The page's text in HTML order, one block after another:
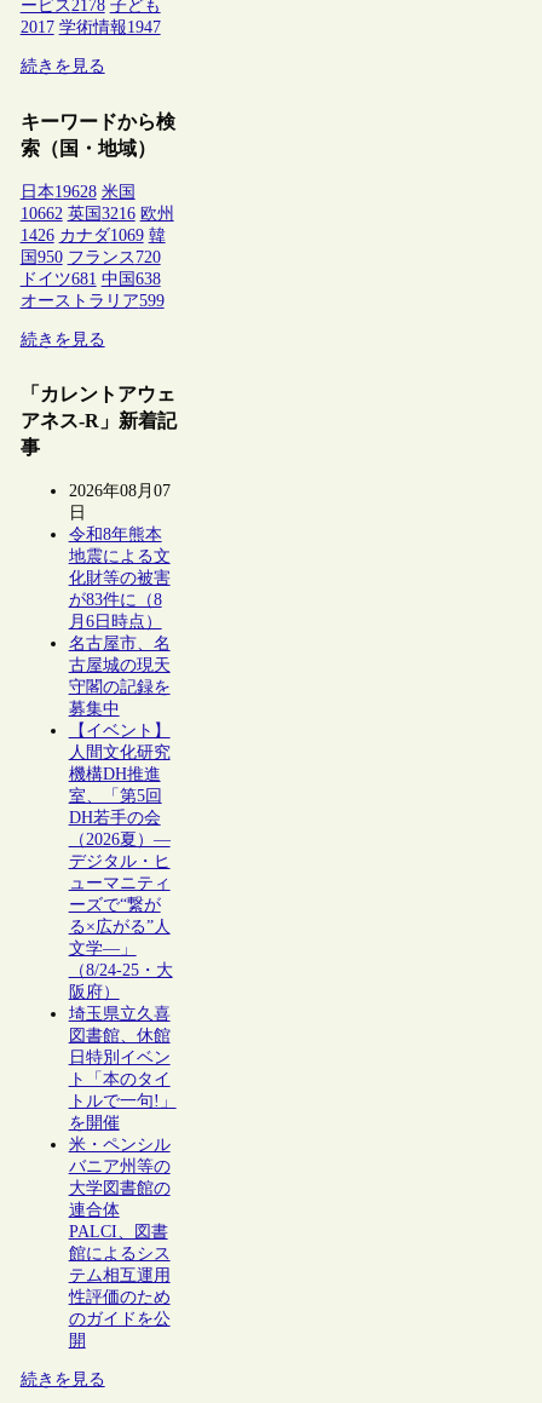
ービス2178 子ども
2017 学術情報1947
続きを見る
キーワードから検
索（国・地域）
日本19628 米国
10662 英国 3216 欧州
1426 カナダ1069 韓
国 950 フランス 720
ドイツ681 中国 638
オーストラリア599
続きを見る
「カレントアウェ
アネス-R」新着記
事
2026年08月07
日
令和8年熊本
地震による文
化財等の被害
が83件に（8
月6日時点）
名古屋市、名
古屋城の現天
守閣の記録を
募集中
【イベント】
人間文化研究
機構DH推進
室、「第5回
DH若手の会
（2026夏）―
デジタル・ヒ
ューマニティ
ーズで“繋が
る×広がる”人
文学―」
（8/24-25・大
阪府）
埼玉県立久喜
図書館、休館
日特別イベン
ト「本のタイ
トルで一句!」
を開催
米・ペンシル
バニア州等の
大学図書館の
連合体
PALCI、図書
館によるシス
テム相互運用
性評価のため
のガイドを公
開
続きを見る